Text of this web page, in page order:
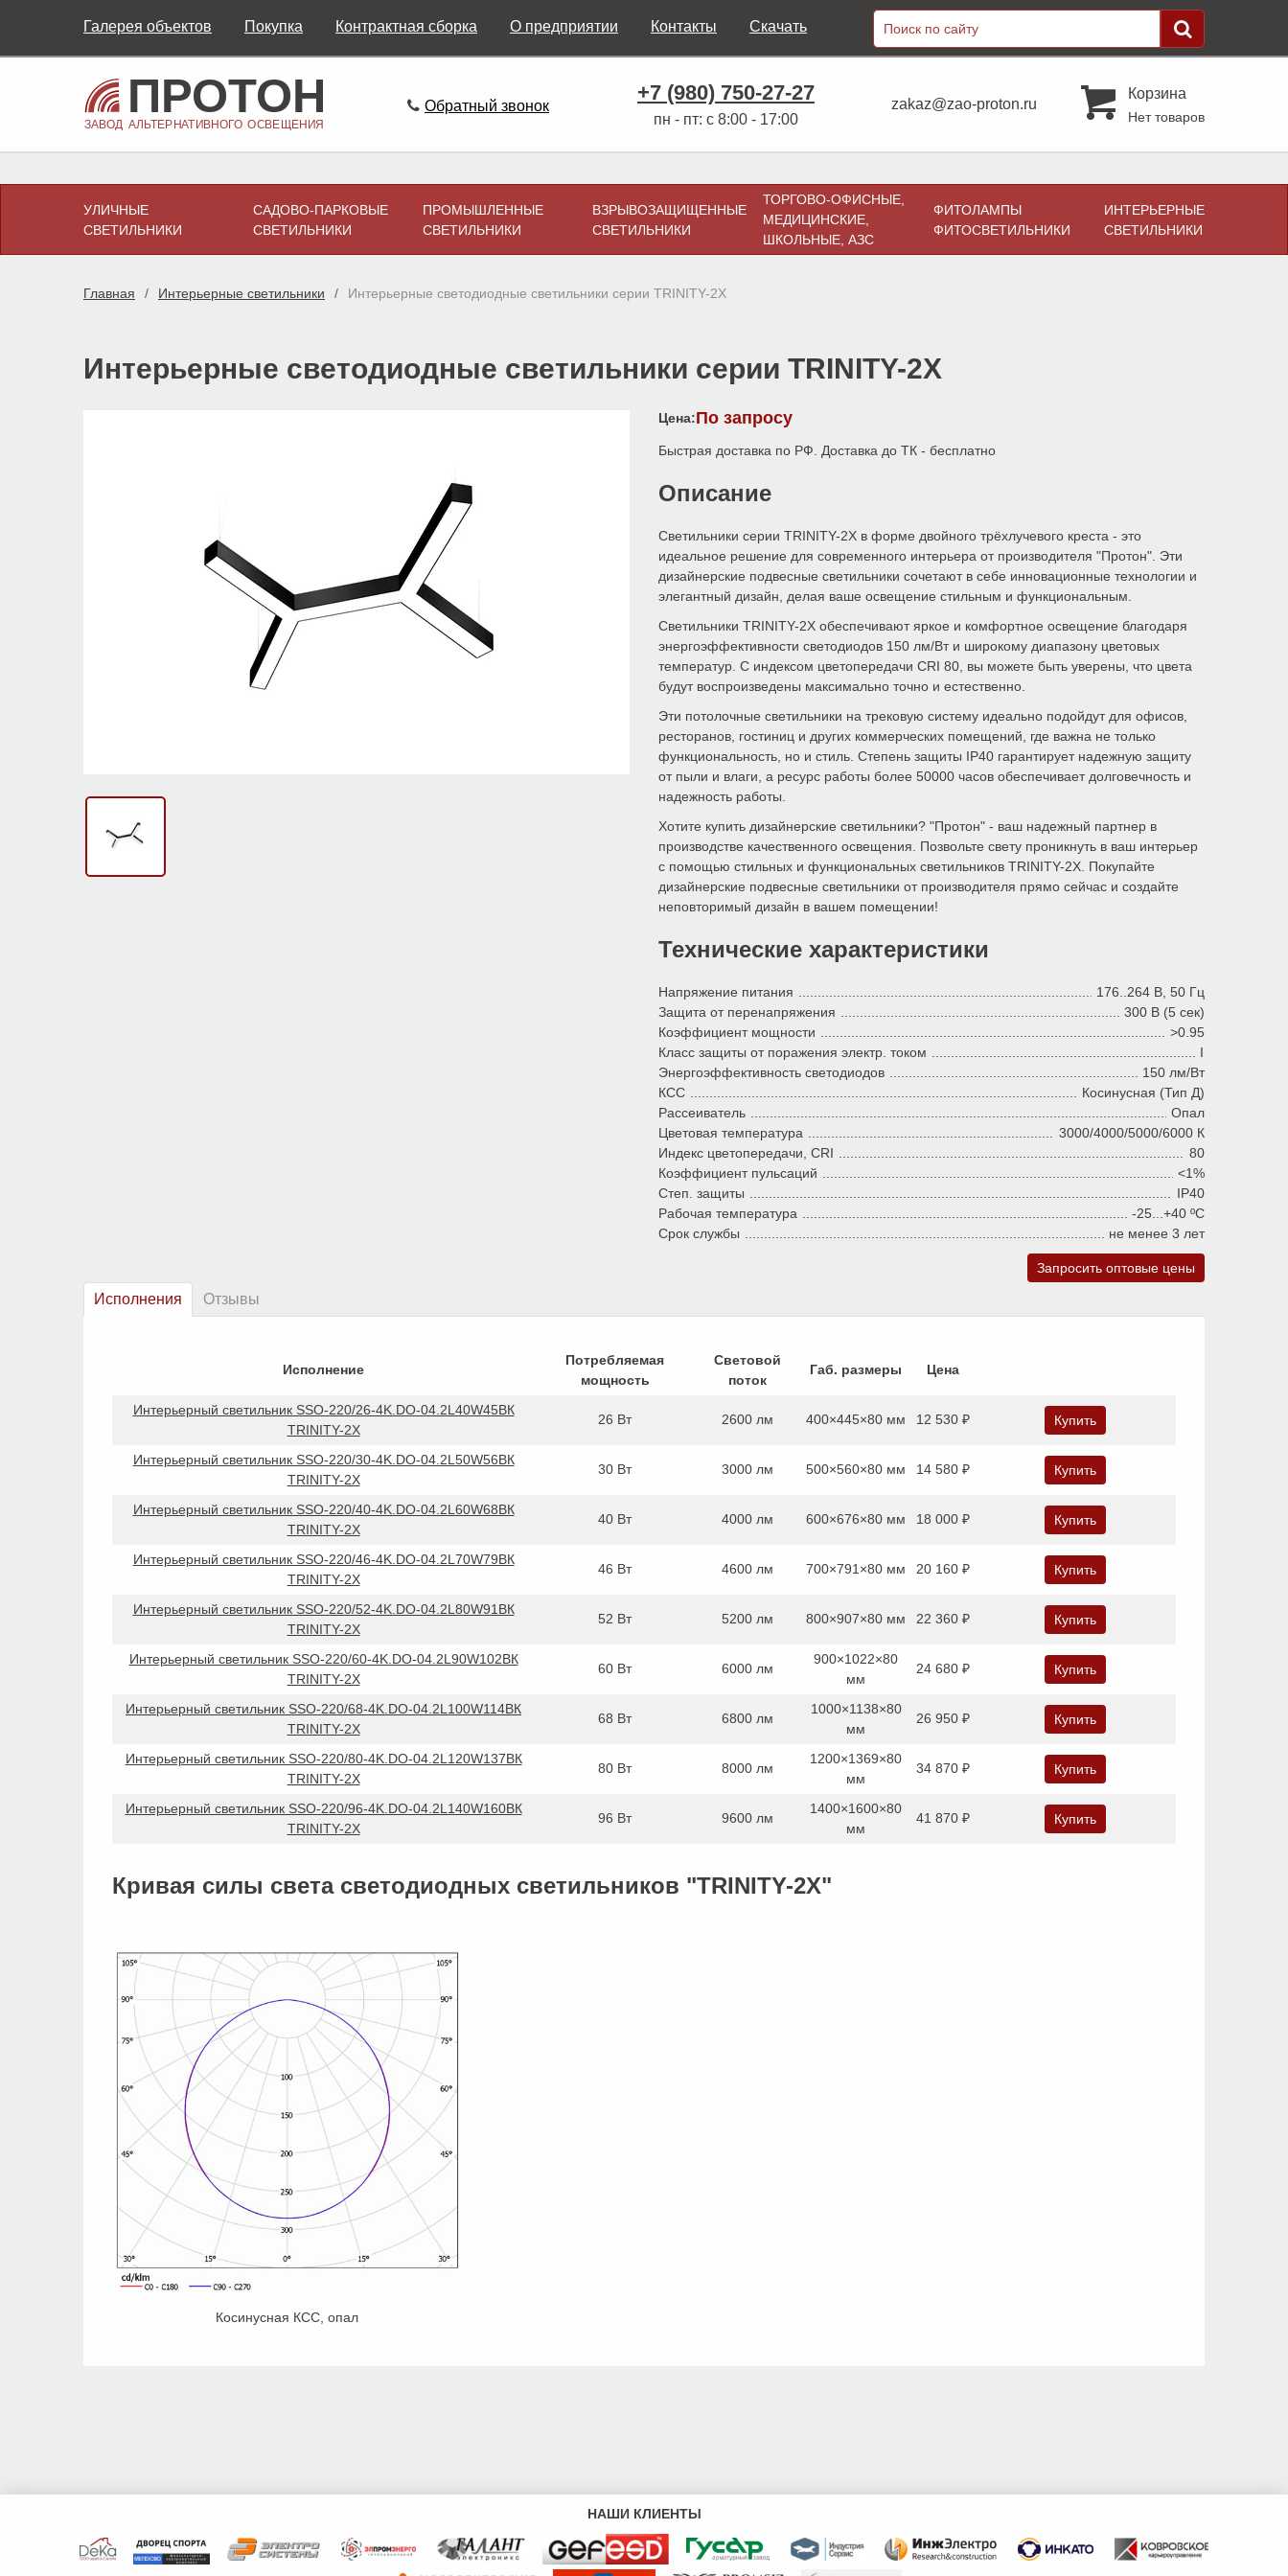
Галерея объектов Покупка Контрактная сборка О предприятии Контакты Скачать
Обратный звонок
+7 (980) 750-27-27
пн - пт: с 8:00 - 17:00
zakaz@zao-proton.ru
Корзина
Нет товаров
УЛИЧНЫЕ
СВЕТИЛЬНИКИ
САДОВО-ПАРКОВЫЕ
СВЕТИЛЬНИКИ
ПРОМЫШЛЕННЫЕ
СВЕТИЛЬНИКИ
ВЗРЫВОЗАЩИЩЕННЫЕ
СВЕТИЛЬНИКИ
ТОРГОВО-ОФИСНЫЕ,
МЕДИЦИНСКИЕ,
ШКОЛЬНЫЕ, АЗС
ФИТОЛАМПЫ
ФИТОСВЕТИЛЬНИКИ
ИНТЕРЬЕРНЫЕ
СВЕТИЛЬНИКИ
Главная Интерьерные светильники Интерьерные светодиодные светильники серии TRINITY-2X
Интерьерные светодиодные светильники серии TRINITY-2X
Цена:По запросу
Быстрая доставка по РФ. Доставка до ТК - бесплатно
Описание
Светильники серии TRINITY-2X в форме двойного трёхлучевого креста - это
идеальное решение для современного интерьера от производителя "Протон". Эти
дизайнерские подвесные светильники сочетают в себе инновационные технологии и
элегантный дизайн, делая ваше освещение стильным и функциональным.
Светильники TRINITY-2X обеспечивают яркое и комфортное освещение благодаря
энергоэффективности светодиодов 150 лм/Вт и широкому диапазону цветовых
температур. С индексом цветопередачи CRI 80, вы можете быть уверены, что цвета
будут воспроизведены максимально точно и естественно.
Эти потолочные светильники на трековую систему идеально подойдут для офисов,
ресторанов, гостиниц и других коммерческих помещений, где важна не только
функциональность, но и стиль. Степень защиты IP40 гарантирует надежную защиту
от пыли и влаги, а ресурс работы более 50000 часов обеспечивает долговечность и
надежность работы.
Хотите купить дизайнерские светильники? "Протон" - ваш надежный партнер в
производстве качественного освещения. Позвольте свету проникнуть в ваш интерьер
с помощью стильных и функциональных светильников TRINITY-2X. Покупайте
дизайнерские подвесные светильники от производителя прямо сейчас и создайте
неповторимый дизайн в вашем помещении!
Технические характеристики
Напряжение питания
176..264 В, 50 Гц
Защита от перенапряжения
300 В (5 сек)
Коэффициент мощности
>0.95
Класс защиты от поражения электр. током
I
Энергоэффективность светодиодов
150 лм/Вт
КСС
Косинусная (Тип Д)
Рассеиватель
Опал
Цветовая температура
3000/4000/5000/6000 К
Индекс цветопередачи, CRI
80
Коэффициент пульсаций
<1%
Степ. защиты
IP40
Рабочая температура
-25...+40 ºC
Срок службы
не менее 3 лет
Запросить оптовые цены
Исполнения Отзывы
Исполнение
Потребляемая
мощность
Световой
поток
Габ. размеры Цена
Интерьерный светильник SSO-220/26-4K.DO-04.2L40W45ВК
TRINITY-2X
26 Вт 2600 лм 400×445×80 мм 12 530 ₽ Купить
Интерьерный светильник SSO-220/30-4K.DO-04.2L50W56ВК
TRINITY-2X
30 Вт 3000 лм 500×560×80 мм 14 580 ₽ Купить
Интерьерный светильник SSO-220/40-4K.DO-04.2L60W68ВК
TRINITY-2X
40 Вт 4000 лм 600×676×80 мм 18 000 ₽ Купить
Интерьерный светильник SSO-220/46-4K.DO-04.2L70W79ВК
TRINITY-2X
46 Вт 4600 лм 700×791×80 мм 20 160 ₽ Купить
Интерьерный светильник SSO-220/52-4K.DO-04.2L80W91ВК
TRINITY-2X
52 Вт 5200 лм 800×907×80 мм 22 360 ₽ Купить
Интерьерный светильник SSO-220/60-4K.DO-04.2L90W102ВК
TRINITY-2X
60 Вт 6000 лм
900×1022×80
мм
24 680 ₽ Купить
Интерьерный светильник SSO-220/68-4K.DO-04.2L100W114ВК
TRINITY-2X
68 Вт 6800 лм
1000×1138×80
мм
26 950 ₽ Купить
Интерьерный светильник SSO-220/80-4K.DO-04.2L120W137ВК
TRINITY-2X
80 Вт 8000 лм
1200×1369×80
мм
34 870 ₽ Купить
Интерьерный светильник SSO-220/96-4K.DO-04.2L140W160ВК
TRINITY-2X
96 Вт 9600 лм
1400×1600×80
мм
41 870 ₽ Купить
Кривая силы света светодиодных светильников "TRINITY-2X"
Косинусная КСС, опал
НАШИ КЛИЕНТЫ